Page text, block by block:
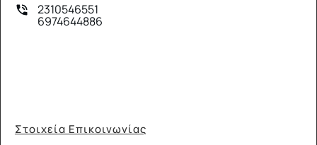
2310546551
6974644886
Στοιχεία Επικοινωνίας